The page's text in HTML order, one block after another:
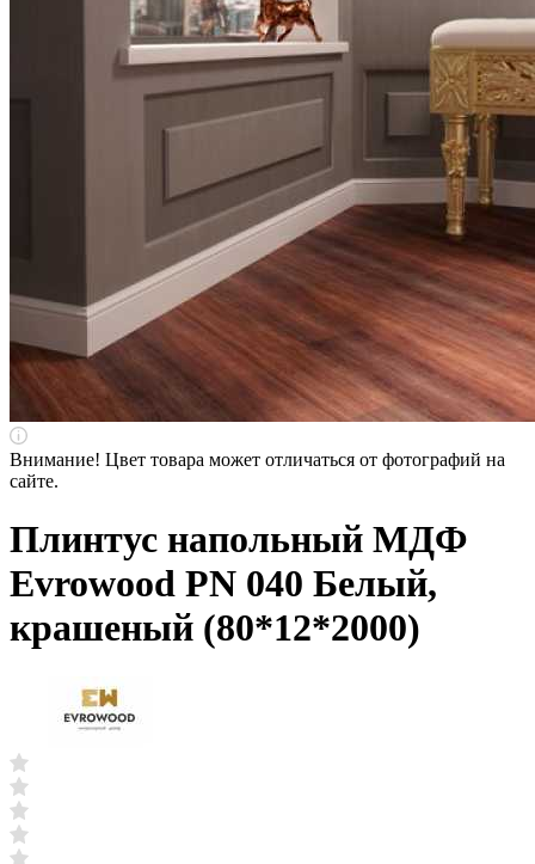
Внимание! Цвет товара может отличаться от фотографий на
сайте.
Плинтус напольный МДФ
Evrowood PN 040 Белый,
крашеный (80*12*2000)